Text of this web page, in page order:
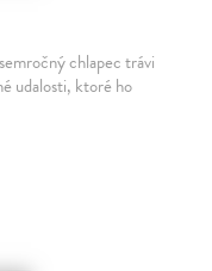
chlapec trávi
udalosti, ktoré ho